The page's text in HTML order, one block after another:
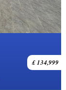
£ 134,999